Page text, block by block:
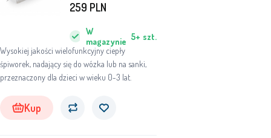
Wysokiej jakości wielofunkcyjny ciepły
śpiworek, nadający się do wózka lub na sanki,
przeznaczony dla dzieci w wieku 0-3 lat.
W
magazynie 5+ szt.
259 PLN
Kup